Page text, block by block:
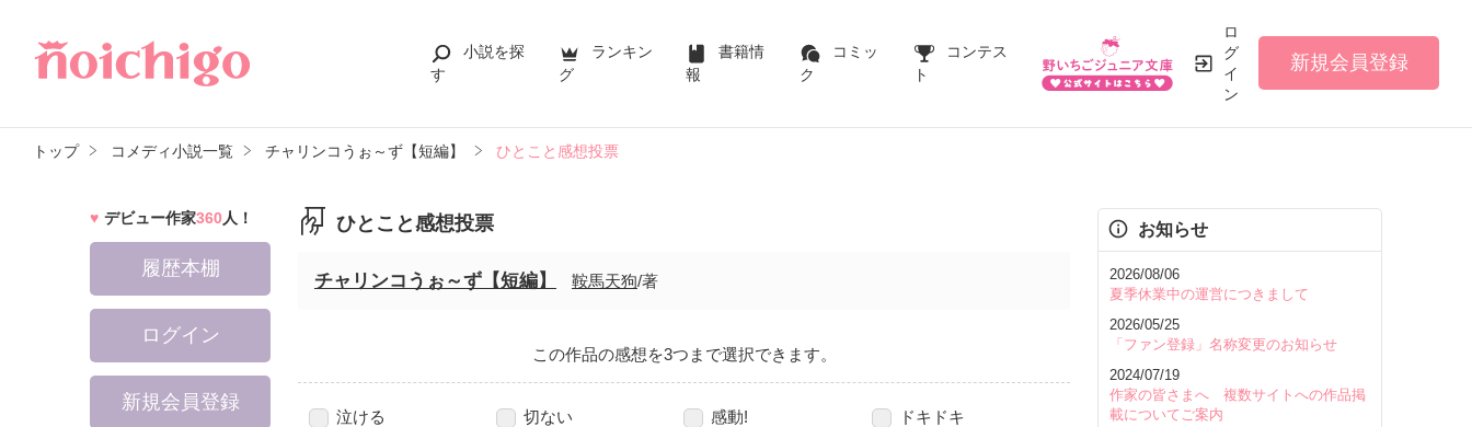
小説を探
す
ランキン
グ
書籍情
報
コミッ
ク
コンテス
ト
ロ
グ
イ
ン
新規会員登録
トップ コメディ小説一覧 チャリンコうぉ～ず【短編】 ひとこと感想投票
ひとこと感想投票
チャリンコうぉ～ず【短編】 鞍馬天狗/著
この作品の感想を3つまで選択できます。
泣ける 切ない 感動!
ドキドキ
デビュー作家360人！
履歴本棚
ログイン
新規会員登録
お知らせ
2026/08/06
夏季休業中の運営につきまして
2026/05/25
「ファン登録」名称変更のお知らせ
2024/07/19
作家の皆さまへ 複数サイトへの作品掲
載についてご案内